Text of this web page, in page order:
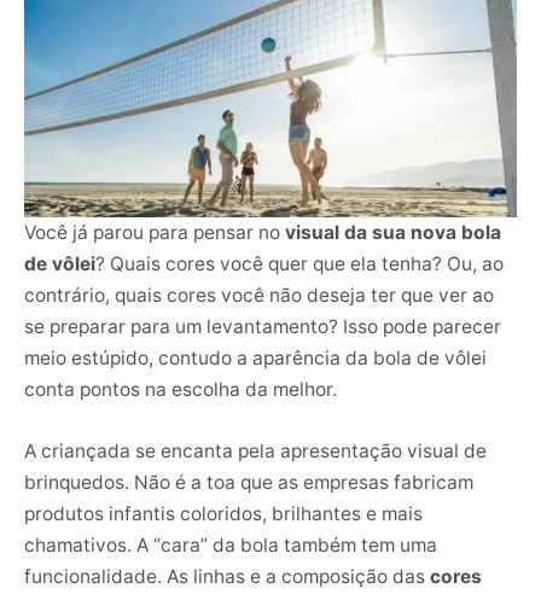
Você já parou para pensar no visual da sua nova bola
de vôlei? Quais cores você quer que ela tenha? Ou, ao
contrário, quais cores você não deseja ter que ver ao
se preparar para um levantamento? Isso pode parecer
meio estúpido, contudo a aparência da bola de vôlei
conta pontos na escolha da melhor.
A criançada se encanta pela apresentação visual de
brinquedos. Não é a toa que as empresas fabricam
produtos infantis coloridos, brilhantes e mais
chamativos. A “cara” da bola também tem uma
funcionalidade. As linhas e a composição das cores